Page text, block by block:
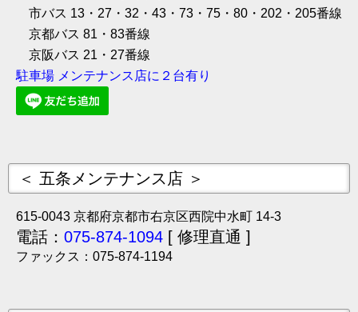
市バス 13・27・32・43・73・75・80・202・205番線
京都バス 81・83番線
京阪バス 21・27番線
駐車場 メンテナンス店に２台有り
＜ 五条メンテナンス店 ＞
615-0043 京都府京都市右京区西院中水町 14-3
電話： 075-874-1094 [ 修理直通 ]
ファックス：075-874-1194